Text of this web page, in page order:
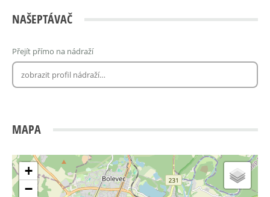
NAŠEPTÁVAČ
Přejít přímo na nádraží
MAPA
+
−